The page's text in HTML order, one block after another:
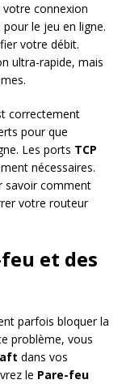
connexion
le jeu en ligne.
votre débit.
ultra-rapide, mais
correctement
pour que
Les ports TCP
nécessaires.
savoir comment
votre routeur
et des
parfois bloquer la
problème, vous
dans vos
le Pare-feu